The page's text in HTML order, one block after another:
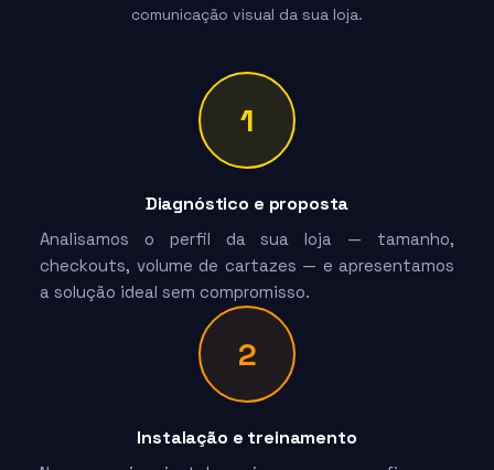
comunicação visual da sua loja.
1
Diagnóstico e proposta
Analisamos o perfil da sua loja — tamanho,
checkouts, volume de cartazes — e apresentamos
a solução ideal sem compromisso.
2
Instalação e treinamento